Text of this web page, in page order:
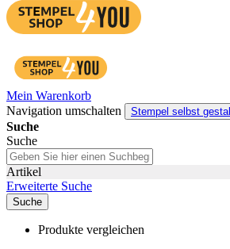
Mein Warenkorb
Navigation umschalten
Stempel selbst
Suche
Suche
Artikel
Erweiterte Suche
Suche
Produkte vergleichen